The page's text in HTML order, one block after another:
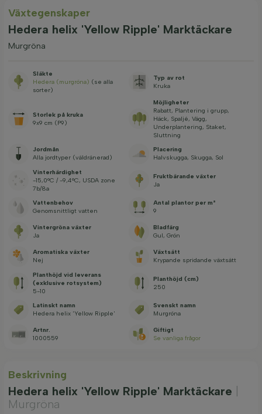
Växtegenskaper
Hedera helix 'Yellow Ripple' Marktäckare
Murgröna
Släkte
Hedera (murgröna) (se alla
sorter)
Typ av rot
Kruka
Storlek på kruka
9x9 cm (P9)
Möjligheter
Rabatt, Plantering i grupp,
Häck, Spaljé, Vägg,
Underplantering, Staket,
Sluttning
Jordmån
Alla jordtyper (väldränerad)
Placering
Halvskugga, Skugga, Sol
Vinterhärdighet
-15,0°C / -9,4°C, USDA zone
7b/8a
Fruktbärande växter
Ja
Vattenbehov
Genomsnittligt vatten
Antal plantor per m²
9
Vintergröna växter
Ja
Bladfärg
Gul, Grön
Aromatiska växter
Nej
Växtsätt
Krypande spridande växtsätt
Planthöjd vid leverans
(exklusive rotsystem)
5-10
Planthöjd (cm)
250
Latinskt namn
Hedera helix 'Yellow Ripple'
Svenskt namn
Murgröna
Artnr.
1000559
Giftigt
Se vanliga frågor
Beskrivning
Hedera helix 'Yellow Ripple' Marktäckare
Murgröna